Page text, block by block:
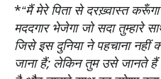
*“मैं मेरे पिता से दरख़्वास्त
मददगार भेजेगा जो सदा तुम्हारे
जिसे इस दुनिया ने पहचाना नहीं
जाना हैं; लेकिन तुम उसे जानते हैं